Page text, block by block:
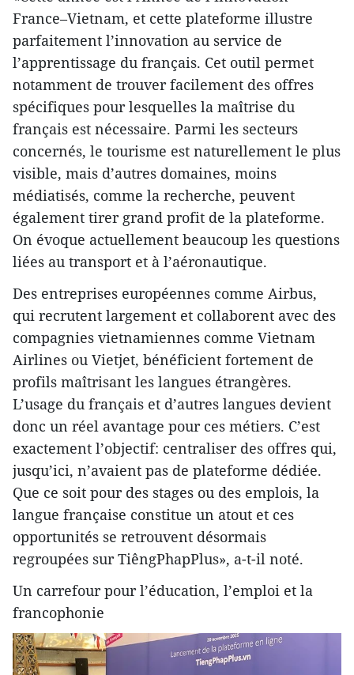
France–Vietnam, et cette plateforme illustre
parfaitement l’innovation au service de
l’apprentissage du français. Cet outil permet
notamment de trouver facilement des offres
spécifiques pour lesquelles la maîtrise du
français est nécessaire. Parmi les secteurs
concernés, le tourisme est naturellement le plus
visible, mais d’autres domaines, moins
médiatisés, comme la recherche, peuvent
également tirer grand profit de la plateforme.
On évoque actuellement beaucoup les questions
liées au transport et à l’aéronautique.
Des entreprises européennes comme Airbus,
qui recrutent largement et collaborent avec des
compagnies vietnamiennes comme Vietnam
Airlines ou Vietjet, bénéficient fortement de
profils maîtrisant les langues étrangères.
L’usage du français et d’autres langues devient
donc un réel avantage pour ces métiers. C’est
exactement l’objectif: centraliser des offres qui,
jusqu’ici, n’avaient pas de plateforme dédiée.
Que ce soit pour des stages ou des emplois, la
langue française constitue un atout et ces
opportunités se retrouvent désormais
regroupées sur TiêngPhapPlus», a-t-il noté.
Un carrefour pour l’éducation, l’emploi et la
francophonie